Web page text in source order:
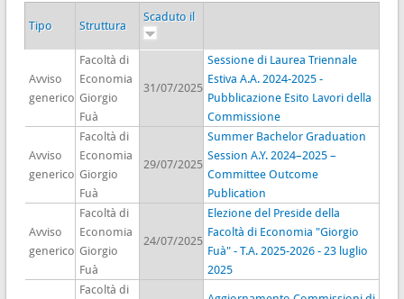
Tipo Struttura
Scaduto il
Avviso
generico
Facoltà di
Economia
Giorgio
Fuà
31/07/2025
Sessione di Laurea Triennale
Estiva A.A. 2024-2025 -
Pubblicazione Esito Lavori della
Commissione
Avviso
generico
Facoltà di
Economia
Giorgio
Fuà
29/07/2025
Summer Bachelor Graduation
Session A.Y. 2024–2025 –
Committee Outcome
Publication
Avviso
generico
Facoltà di
Economia
Giorgio
Fuà
24/07/2025
Elezione del Preside della
Facoltà di Economia "Giorgio
Fuà" - T.A. 2025-2026 - 23 luglio
2025
Facoltà di